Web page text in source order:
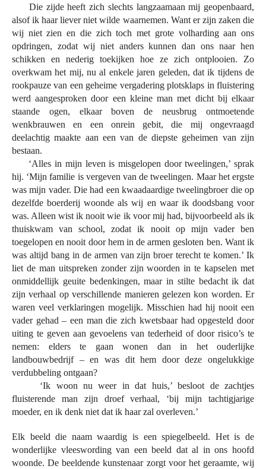
Die zijde heeft zich slechts langzaamaan mij geopenbaard,
alsof ik haar liever niet wilde waarnemen. Want er zijn zaken die
wij niet zien en die zich toch met grote volharding aan ons
opdringen, zodat wij niet anders kunnen dan ons naar hen
schikken en nederig toekijken hoe ze zich ontplooien. Zo
overkwam het mij, nu al enkele jaren geleden, dat ik tijdens de
rookpauze van een geheime vergadering plotsklaps in fluistering
werd aangesproken door een kleine man met dicht bij elkaar
staande ogen, elkaar boven de neusbrug ontmoetende
wenkbrauwen en een onrein gebit, die mij ongevraagd
deelachtig maakte aan een van de diepste geheimen van zijn
bestaan.
‘Alles in mijn leven is misgelopen door tweelingen,’ sprak
hij. ‘Mijn familie is vergeven van de tweelingen. Maar het ergste
was mijn vader. Die had een kwaadaardige tweelingbroer die op
dezelfde boerderij woonde als wij en waar ik doodsbang voor
was. Alleen wist ik nooit wie ik voor mij had, bijvoorbeeld als ik
thuiskwam van school, zodat ik nooit op mijn vader ben
toegelopen en nooit door hem in de armen gesloten ben. Want ik
was altijd bang in de armen van zijn broer terecht te komen.’ Ik
liet de man uitspreken zonder zijn woorden in te kapselen met
onmiddellijk geuite bedenkingen, maar in stilte bedacht ik dat
zijn verhaal op verschillende manieren gelezen kon worden. Er
waren veel verklaringen mogelijk. Misschien had hij nooit een
vader gehad – een man die zich kwetsbaar had opgesteld door
uiting te geven aan gevoelens van tederheid of door risico’s te
nemen: elders te gaan wonen dan in het ouderlijke
landbouwbedrijf – en was dit hem door deze ongelukkige
verdubbeling ontgaan?
‘Ik woon nu weer in dat huis,’ besloot de zachtjes
fluisterende man zijn droef verhaal, ‘bij mijn tachtigjarige
moeder, en ik denk niet dat ik haar zal overleven.’
Elk beeld die naam waardig is een spiegelbeeld. Het is de
wonderlijke vleeswording van een beeld dat al in ons hoofd
woonde. De beeldende kunstenaar zorgt voor het geraamte, wij